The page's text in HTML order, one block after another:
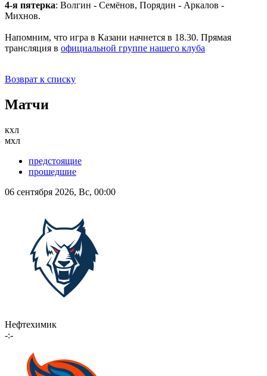
4-я пятерка: Волгин - Семёнов, Порядин - Аркалов -
Михнов.
Напомним, что игра в Казани начнется в 18.30. Прямая
трансляция в официальной группе нашего клуба
Возврат к списку
Матчи
кхл
мхл
предстоящие
прошедшие
06 сентября 2026, Вс, 00:00
Нефтехимик
-:-